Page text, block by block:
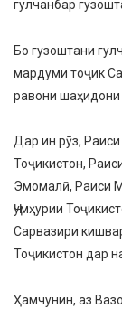
гулчанбар
Бо гузоштани
мардуми тоҷик
равони
Дар ин рӯз,
Тоҷикистон,
Эмомалӣ, Раиси
Ҷумҳурии
Сарвазири
Тоҷикистон дар
Ҳамчунин, аз